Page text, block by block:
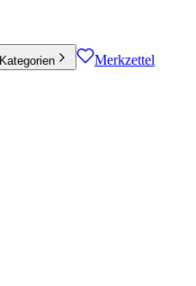
Kategorien Merkzettel